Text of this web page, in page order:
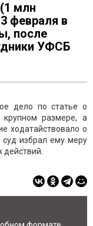
млн
февраля в
после
УФСБ
дело по статье о
размере, а
ходатайствовало о
избрал ему меру